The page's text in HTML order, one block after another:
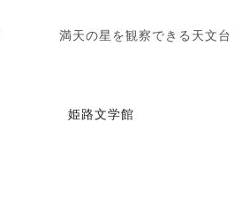
満天の星を観察できる天文台
姫路文学館